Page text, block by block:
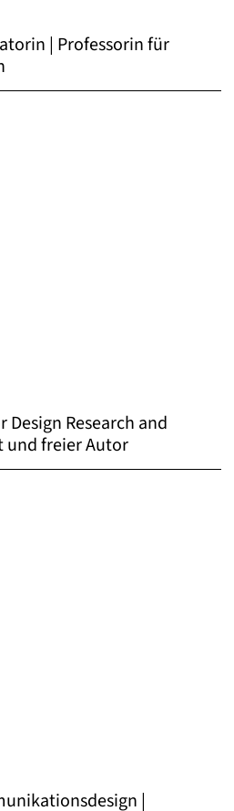
| Professorin für
Research and
und freier Autor
|